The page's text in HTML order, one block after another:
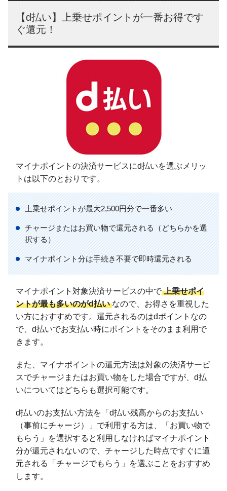
【d払い】上乗せポイントが一番お得です
ぐ還元！
マイナポイントの決済サービスにd払いを選ぶメリッ
トは以下のとおりです。
上乗せポイントが最大2,500円分で一番多い
チャージまたはお買い物で還元される（どちらかを選
択する）
マイナポイント分は手続き不要で即時還元される
マイナポイント対象決済サービスの中で 上乗せポイ
ントが最も多いのがd払い なので、お得さを重視した
い方におすすめです。還元されるのはdポイントなの
で、d払いでお支払い時にポイントをそのまま利用で
きます。
また、マイナポイントの還元方法は対象の決済サービ
スでチャージまたはお買い物をした場合ですが、d払
いについてはどちらも選択可能です。
d払いのお支払い方法を「d払い残高からのお支払い
（事前にチャージ）」で利用する方は、「お買い物で
もらう」を選択すると利用しなければマイナポイント
分が還元されないので、チャージした時点ですぐに還
元される「チャージでもらう」を選ぶことをおすすめ
します。